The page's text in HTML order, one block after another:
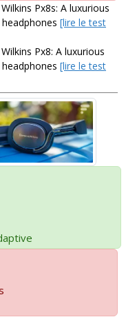
Px8s: A luxurious
[lire le test
Px8: A luxurious
[lire le test